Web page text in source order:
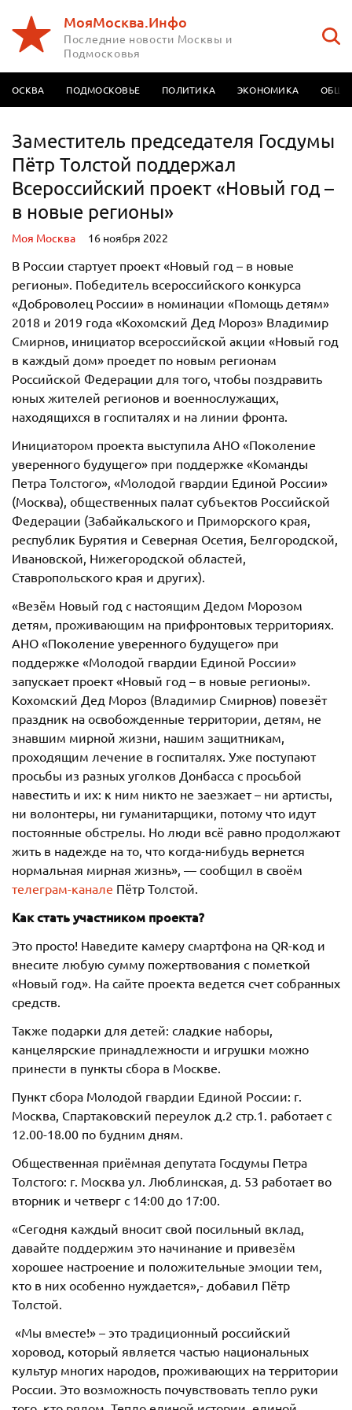
МояМосква.Инфо
Последние новости Москвы и
Подмосковья
МОСКВА ПОДМОСКОВЬЕ ПОЛИТИКА ЭКОНОМИКА
Заместитель председателя Госдумы
Пётр Толстой поддержал
Всероссийский проект «Новый год –
в новые регионы»
Моя Москва 16 ноября 2022
В России стартует проект «Новый год – в новые
регионы». Победитель всероссийского конкурса
«Доброволец России» в номинации «Помощь детям»
2018 и 2019 года «Кохомский Дед Мороз» Владимир
Смирнов, инициатор всероссийской акции «Новый год
в каждый дом» проедет по новым регионам
Российской Федерации для того, чтобы поздравить
юных жителей регионов и военнослужащих,
находящихся в госпиталях и на линии фронта.
Инициатором проекта выступила АНО «Поколение
уверенного будущего» при поддержке «Команды
Петра Толстого», «Молодой гвардии Единой России»
(Москва), общественных палат субъектов Российской
Федерации (Забайкальского и Приморского края,
республик Бурятия и Северная Осетия, Белгородской,
Ивановской, Нижегородской областей,
Ставропольского края и других).
«Везём Новый год с настоящим Дедом Морозом
детям, проживающим на прифронтовых территориях.
АНО «Поколение уверенного будущего» при
поддержке «Молодой гвардии Единой России»
запускает проект «Новый год – в новые регионы».
Кохомский Дед Мороз (Владимир Смирнов) повезёт
праздник на освобожденные территории, детям, не
знавшим мирной жизни, нашим защитникам,
проходящим лечение в госпиталях. Уже поступают
просьбы из разных уголков Донбасса с просьбой
навестить и их: к ним никто не заезжает – ни артисты,
ни волонтеры, ни гуманитарщики, потому что идут
постоянные обстрелы. Но люди всё равно продолжают
жить в надежде на то, что когда-нибудь вернется
нормальная мирная жизнь», — сообщил в своём
телеграм-канале Пётр Толстой.
Как стать участником проекта?
Это просто! Наведите камеру смартфона на QR-код и
внесите любую сумму пожертвования с пометкой
«Новый год». На сайте проекта ведется счет собранных
средств.
Также подарки для детей: сладкие наборы,
канцелярские принадлежности и игрушки можно
принести в пункты сбора в Москве.
Пункт сбора Молодой гвардии Единой России: г.
Москва, Спартаковский переулок д.2 стр.1. работает с
12.00-18.00 по будним дням.
Общественная приёмная депутата Госдумы Петра
Толстого: г. Москва ул. Люблинская, д. 53 работает во
вторник и четверг с 14:00 до 17:00.
«Сегодня каждый вносит свой посильный вклад,
давайте поддержим это начинание и привезём
хорошее настроение и положительные эмоции тем,
кто в них особенно нуждается»,- добавил Пётр
Толстой.
«Мы вместе!» – это традиционный российский
хоровод, который является частью национальных
культур многих народов, проживающих на территории
России. Это возможность почувствовать тепло руки